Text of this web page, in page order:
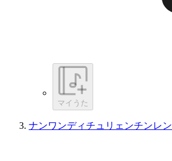
マイうた
ナンワンディチュリェンチンレン